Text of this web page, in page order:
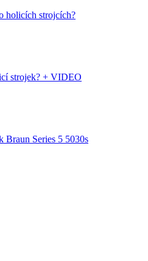
holicích strojcích?
strojek? + VIDEO
Series 5 5030s